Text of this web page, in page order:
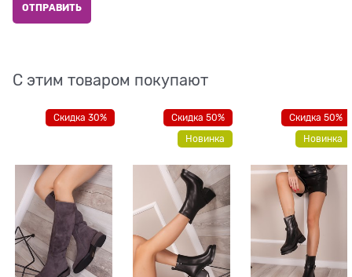
С этим товаром покупают
Скидка 30%
Скидка 50%
Новинка
Скидка 50%
Новинка